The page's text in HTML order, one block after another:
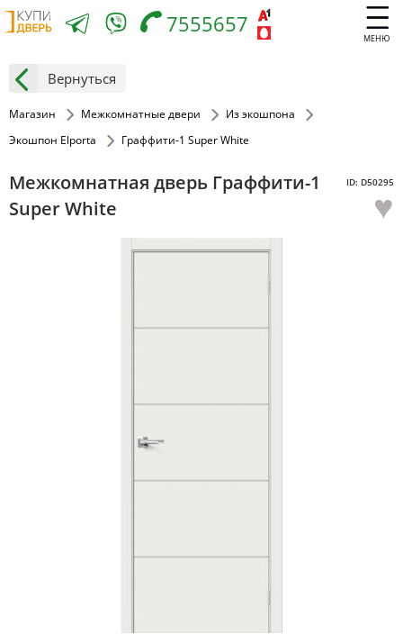
МЕНЮ
7555657
Вернуться
Магазин Межкомнатные двери
Из экошпона
Экошпон Elporta
Граффити-1 Super White
Межкомнатная дверь Граффити-1
Super White
ID: D50295
♥